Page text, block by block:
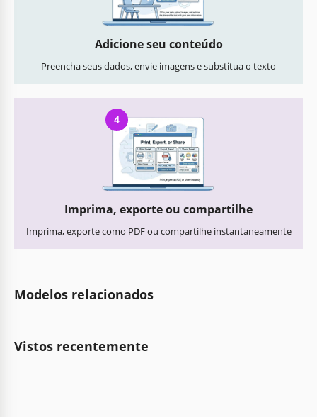
Adicione seu conteúdo
Preencha seus dados, envie imagens e substitua o texto
4
Imprima, exporte ou compartilhe
Imprima, exporte como PDF ou compartilhe instantaneamente
Modelos relacionados
Vistos recentemente